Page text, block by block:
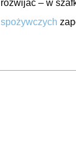
rozwijać – w
spożywczych